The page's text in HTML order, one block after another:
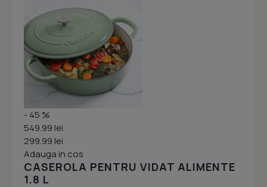
- 45 %
549.99 lei
299.99 lei
Adauga in cos
CASEROLA PENTRU VIDAT ALIMENTE
1.8 L